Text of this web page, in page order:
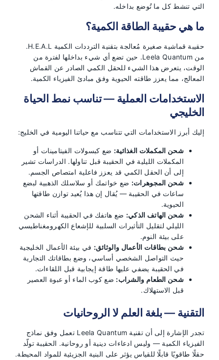
التي تنشط كل ما تُوضع بداخله.
ما هي حقيبة الطاقة الكمية؟
حقيبة قماشية صغيرة مُعالجة بتقنية الترددات الكمية H.E.A.L.
من Leela Quantum. حين تضع أي شيء بداخلها لفترة من
الوقت، يتعرض هذا الشيء للحقل الكمي الصادر عن القماش
المعالج، مما يعزز طاقته الحيوية وفق مبادئ الفيزياء الكمية.
الاستخدامات العملية — تناسب نمط الحياة
الخليجي
إليك أبرز الاستخدامات التي تتناسب مع حياتنا اليومية في الخليج:
شحن المكملات الغذائية: ضع كبسولات الفيتامينات أو
المكملات الليلية في الحقيبة قبل تناولها. الدراسات تشير
إلى أن الحقل الكمي قد يعزز فاعلية امتصاص الجسم.
شحن المجوهرات: ضع خواتمك أو سلاسلك الذهبية لبضع
ساعات في الحقيبة — يُقال إن هذا يُعيد توازن طاقتها
الحيوية.
شحن الهاتف الذكي: ضع هاتفك في الحقيبة أثناء الشحن
الليلي لتقليل التأثيرات السلبية للإشعاع الكهرومغناطيسي
على بيئة النوم.
شحن بطاقات الأعمال والوثائق: في بيئة الأعمال الخليجية
حيث التواصل الشخصي أساسي، وضع بطاقاتك التجارية
في الحقيبة يضفي عليها طاقة إيجابية قبل اللقاءات.
شحن الطعام والشراب: ضع كوب الماء أو عبوة العصير
قبل الاستهلاك.
التقنية — بلغة العلم لا الروحانيات
تجدر الإشارة إلى أن تقنية Leela Quantum تعمل وفق نماذج
الفيزياء الكمية — وليس ادعاءات دينية أو روحانية. الحقيبة تولّد
حقلًا طاقويًا قابلًا للقياس يؤثر على البنية الجزيئية للمواد المحيطة.